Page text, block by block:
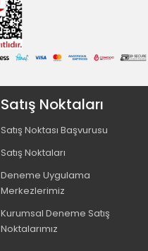
Satış Noktaları
Satış Noktası Başvurusu
Satış Noktaları
Deneme Uygulama
Merkezlerimiz
Kurumsal Deneme Satış
Noktalarımız